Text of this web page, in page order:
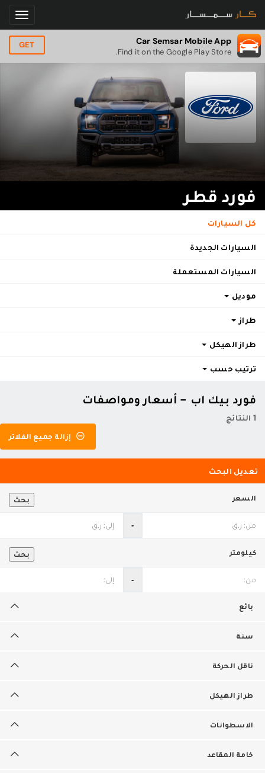
Car Semsar Mobile App
Find it on the Google Play Store.
GET
فورد قطر
كل السيارات
السيارات الجديدة
السيارات المستعملة
موديل
طراز
طراز الهيكل
ترتيب حسب
فورد بيك اب - أسعار ومواصفات
1 النتائج
إزالة جميع الفلاتر
تعديل البحث
بحث السعر
‐
بحث كيلومتر
‐
بائع
سنة
ناقل الحركة
طراز الهيكل
الاسطوانات
خامة المقاعد